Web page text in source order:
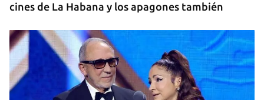
cines de La Habana y los apagones también